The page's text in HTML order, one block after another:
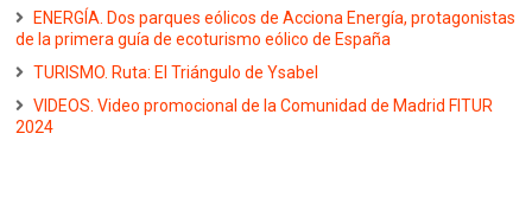
ENERGÍA. Dos parques eólicos de Acciona Energía, protagonistas
de la primera guía de ecoturismo eólico de España
TURISMO. Ruta: El Triángulo de Ysabel
VIDEOS. Video promocional de la Comunidad de Madrid FITUR
2024